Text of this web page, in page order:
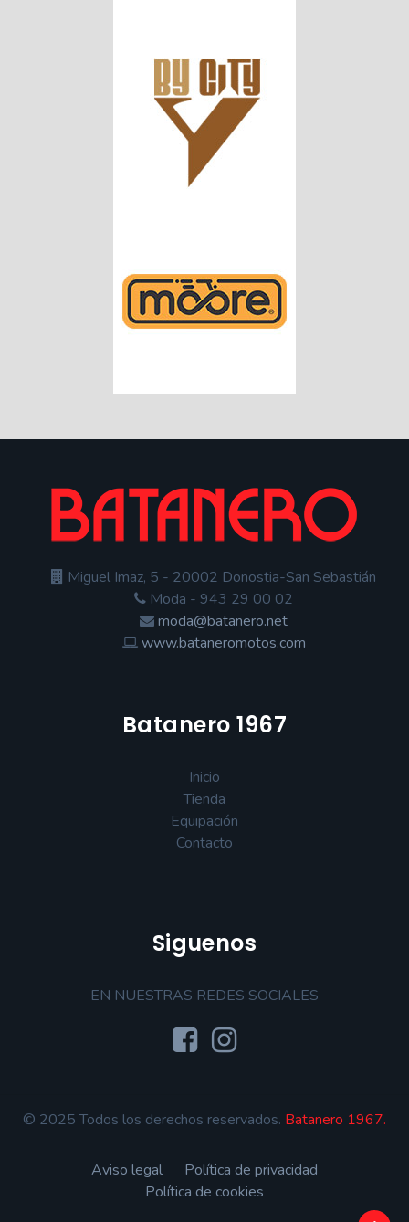
Miguel Imaz, 5 - 20002 Donostia-San Sebastián
Moda - 943 29 00 02
moda@batanero.net
www.bataneromotos.com
Batanero 1967
Inicio
Tienda
Equipación
Contacto
Siguenos
EN NUESTRAS REDES SOCIALES
© 2025 Todos los derechos reservados. Batanero 1967.
Aviso legal
Política de privacidad
Política de cookies